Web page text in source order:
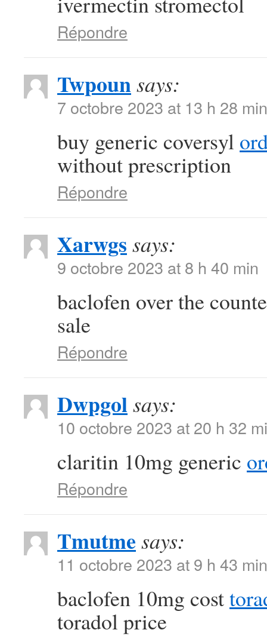
Répondre
Twpounsays:
7 octobre 2023 at 13 h 28 min
buy generic coversyl
without prescription
Répondre
Xarwgs says:
9 octobre 2023 at 8 h 40 min
baclofen over the
sale
Répondre
Dwpgolsays:
10 octobre 2023 at 20 h 32
claritin 10mg generic
Répondre
Tmutme says:
11 octobre 2023 at 9 h 43 min
baclofen 10mg cost
toradol price